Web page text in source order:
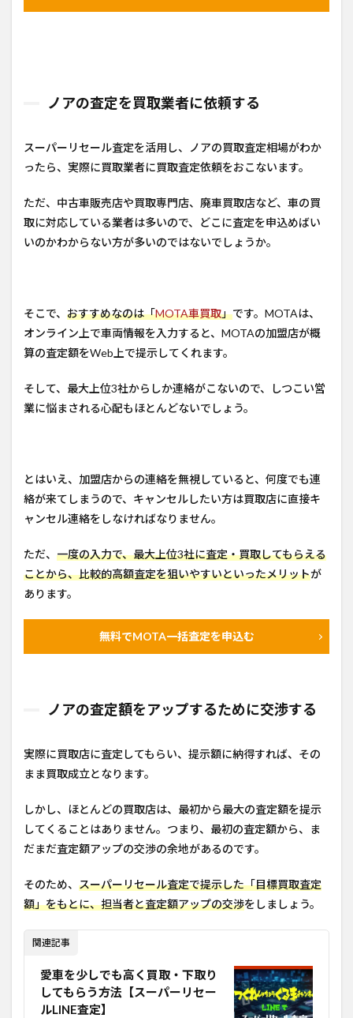
ノアの査定を買取業者に依頼する
スーパーリセール査定を活用し、ノアの買取査定相場がわか
ったら、実際に買取業者に買取査定依頼をおこないます。
ただ、中古車販売店や買取専門店、廃車買取店など、車の買
取に対応している業者は多いので、どこに査定を申込めばい
いのかわからない方が多いのではないでしょうか。
そこで、 おすすめなのは「MOTA車買取」です。MOTAは、
オンライン上で車両情報を入力すると、MOTAの加盟店が概
算の査定額をWeb上で提示してくれます。
そして、最大上位3社からしか連絡がこないので、しつこい営
業に悩まされる心配もほとんどないでしょう。
とはいえ、加盟店からの連絡を無視していると、何度でも連
絡が来てしまうので、キャンセルしたい方は買取店に直接キ
ャンセル連絡をしなければなりません。
ただ、 一度の入力で、最大上位3社に査定・買取してもらえる
ことから、比較的高額査定を狙いやすいといったメリットが
あります。
無料でMOTA一括査定を申込む
ノアの査定額をアップするために交渉する
実際に買取店に査定してもらい、提示額に納得すれば、その
まま買取成立となります。
しかし、ほとんどの買取店は、最初から最大の査定額を提示
してくることはありません。つまり、最初の査定額から、ま
だまだ査定額アップの交渉の余地があるのです。
そのため、 スーパーリセール査定で提示した「目標買取査定
額」をもとに、担当者と査定額アップの交渉をしましょう。
関連記事
愛車を少しでも高く買取・下取り
してもらう方法【スーパーリセー
ルLINE査定】